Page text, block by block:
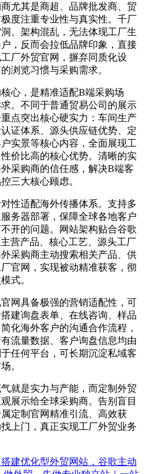
尤其是商超、品牌批发商、贸
度注重专业性与真实性。千厂
、架构混乱，无法体现工厂生
，反而会拉低品牌印象，直接
厂外贸官网，摒弃同质化设
浏览习惯与采购需求。
心，是精准适配B端采购场
。不同于普通贸易公司的展示
点突出核心硬实力：车间生产
证体系、源头供应链优势、定
实景等核心内容，全面展现工
价比高的核心优势。清晰的实
采购商的信任感，解决B端客
三大核心顾虑。
性适配海外传播体系。支持多
务器部署，保障全球各地客户
开的问题。网站架构贴合谷歌
营产品、核心工艺、源头工厂
采购商主动搜索相关产品、供
官网，实现被动精准获客，彻
式。
网具备极强的营销适配性，可
建询盘表单、在线咨询、样品
化海外客户的沟通合作流程，
流量数据、客户询盘信息均由
任何平台，可长期沉淀私域客
。
就是实力与产能，而定制外贸
展示给全球采购商。告别盲目
定制官网精准引流、高效获
上门，真正实现工厂外贸业务
建优化型外贸网站，谷歌主动